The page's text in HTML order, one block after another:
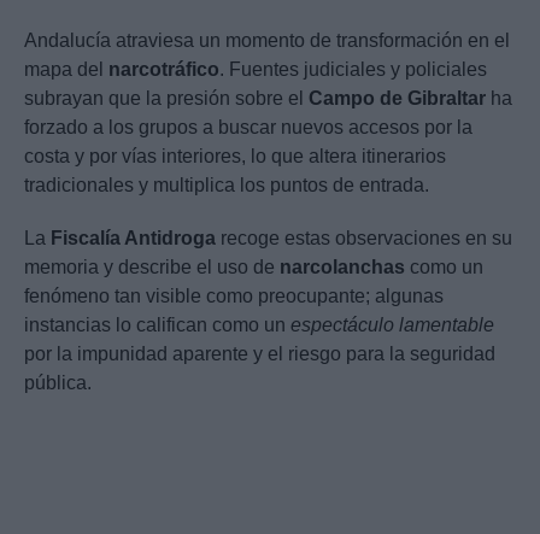
Andalucía atraviesa un momento de transformación en el
mapa del narcotráfico. Fuentes judiciales y policiales
subrayan que la presión sobre el Campo de Gibraltar ha
forzado a los grupos a buscar nuevos accesos por la
costa y por vías interiores, lo que altera itinerarios
tradicionales y multiplica los puntos de entrada.
La Fiscalía Antidroga recoge estas observaciones en su
memoria y describe el uso de narcolanchas como un
fenómeno tan visible como preocupante; algunas
instancias lo califican como un espectáculo lamentable
por la impunidad aparente y el riesgo para la seguridad
pública.